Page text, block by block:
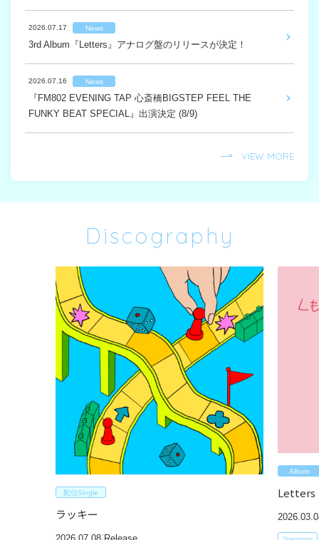
2026.07.17 News
3rd Album『Letters』アナログ盤のリリースが決定！
2026.07.16 News
『FM802 EVENING TAP 心斎橋BIGSTEP FEEL THE
FUNKY BEAT SPECIAL』出演決定 (8/9)
VIEW MORE
2026.8.9(Sun) FM802 EVENING TAP 心斎橋BIGSTEP FEEL
THE FUNKY BEAT SPECIAL
VIEW MORE
神バーバー』の主題歌に決定！
VIEW MORE
Discography
配信Single
ラッキー
Album
Letters